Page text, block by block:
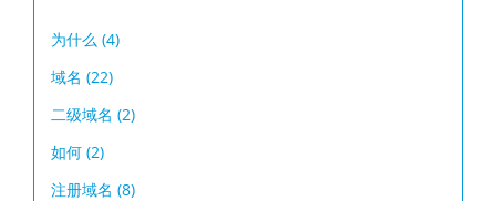
为什么 (4)
域名 (22)
二级域名 (2)
如何 (2)
注册域名 (8)